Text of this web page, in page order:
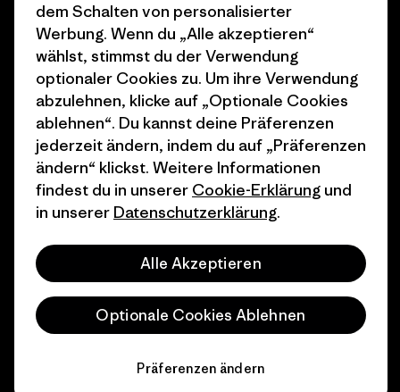
Geschenkgutscheine
Stores in deiner
Nähe
Patagonia Deutschland
Seitenverzeichnis
© 2026 Patagonia, Inc. All Rights Reserved.
Deutsch
dem Schalten von personalisierter
Werbung. Wenn du „Alle akzeptieren“
wählst, stimmst du der Verwendung
optionaler Cookies zu. Um ihre Verwendung
abzulehnen, klicke auf „Optionale Cookies
ablehnen“. Du kannst deine Präferenzen
jederzeit ändern, indem du auf „Präferenzen
ändern“ klickst. Weitere Informationen
findest du in unserer Cookie-Erklärung und
in unserer Datenschutzerklärung.
Alle Akzeptieren
Optionale Cookies Ablehnen
Präferenzen ändern